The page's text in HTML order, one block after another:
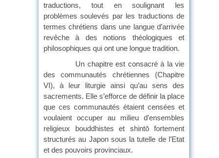
traductions, tout en soulignant les
problèmes soulevés par les traductions de
termes chrétiens dans une langue d’arrivée
revêche à des notions théologiques et
philosophiques qui ont une longue tradition.
Un chapitre est consacré à la vie
des communautés chrétiennes (Chapitre
VI), à leur liturgie ainsi qu’au sens des
sacrements. Elle s’efforce de définir la place
que ces communautés étaient censées et
voulaient occuper au milieu d’ensembles
religieux bouddhistes et shintō fortement
structurés au Japon sous la tutelle de l’Etat
et des pouvoirs provinciaux.